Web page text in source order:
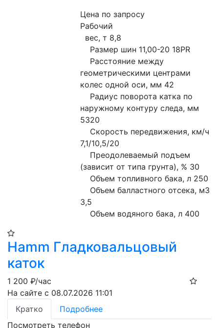
Цена по запросу
Рабочий
геометрическими центрами
колес одной оси, мм 42
наружному контуру следа, мм
5320
7,1/10,5/20
(зависит от типа грунта), % 30
3,5
    Объем водяного бака, л 400
Hamm Гладковальцовый
каток
1 200 ₽/час
На сайте с 08.07.2026 11:01
Кратко
Подробнее
Посмотреть телефон